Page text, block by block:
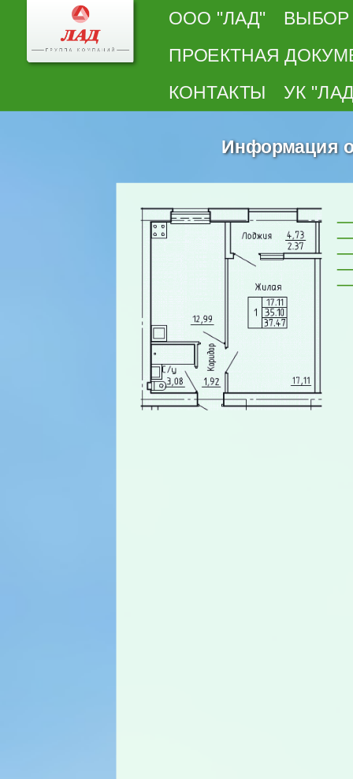
ООО "ЛАД" ВЫБОР
ПРОЕКТНАЯ
КОНТАКТЫ УК
Информация о